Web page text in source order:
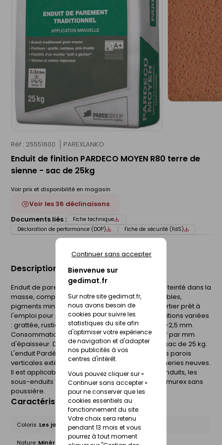
Bienvenue sur
gedimat.fr
Sur notre site gedimat.fr,
nous avons besoin de
cookies pour suivre les
statistiques du site afin
d'optimiser votre expérience
de navigation et d'adapter
nos publicités à vos
centres d'intérêt.
Vous pouvez cliquer sur «
Continuer sans accepter »
pour ne conserver que les
cookies essentiels au
fonctionnement du site.
Votre choix sera retenu
pendant 13 mois et vous
pourrez à tout moment
Continuer sans accepter
Réf : 25551600 PAREXLANKO
Enduit de finition PARDECO MOYEN R80 terre de
sienne - sac de 25kg
Voir prix et disponibilité en magasin
Voir les 36 déclinaisons
Documents liés :
Fiche technique
Déclaration de performance (DOP)
Fiche de sécurité (FdS)
Description du produit
Enduit de parement traditionnel grain moyen CR teinté dans la
masse, composé de ciment, chaux aérienne, sables,
pigments minéraux et adjuvants spécifiques. Mortier prêt à
l'emploi pour plus de fiabilité et de régularité. Finitions variées
: grattée, rustique, jeté-truelle. Granulométrie : 0-2,5 mm.
Consommation : 12 à 18 kg/m². Finitions : 1,7 kg/m² par mm
d'épaisseur. Dosage en eau : 3,3 à 3,8 litres par sac de 25 kg.
L'enduit Pardéco Moyen est destiné à enduire les parois
verticales extérieures et intérieures des maçonneries neuves.
Il est applicable manuellement sur les corps d'enduits, les
sous-enduits Tradirex, Tradidur, Parmurex et Parmurex sans
poussière.
Caractéristiques du produit
Coloris :Les jaunes orangés rouges
Nature :Minérale